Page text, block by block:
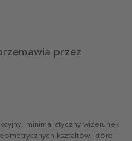
przez
minimalistyczny wizerunek
kształtów, które